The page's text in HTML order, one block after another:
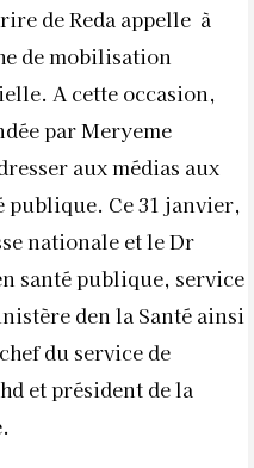
de Reda appelle à
de mobilisation
A cette occasion,
par Meryeme
aux médias aux
publique. Ce 31 janvier,
nationale et le Dr
santé publique, service
den la Santé ainsi
du service de
et président de la